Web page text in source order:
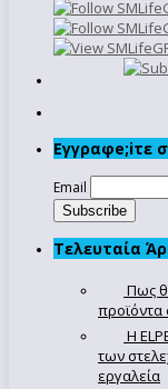
Εγγραφe;iτε
Email
Τελευταία
Πως
προϊόντα
Η
των
εργαλεία